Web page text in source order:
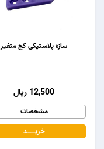
سازه پلاستیکی کج متغیر
12,500 ریال
مشخصات
خریـــــــد